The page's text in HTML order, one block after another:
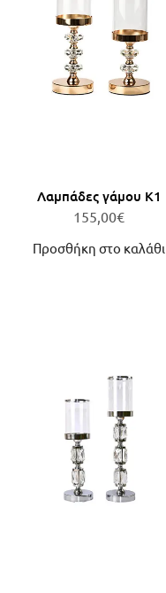
Λαμπάδες γάμου Κ1
155,00€
Προσθήκη στο καλάθι